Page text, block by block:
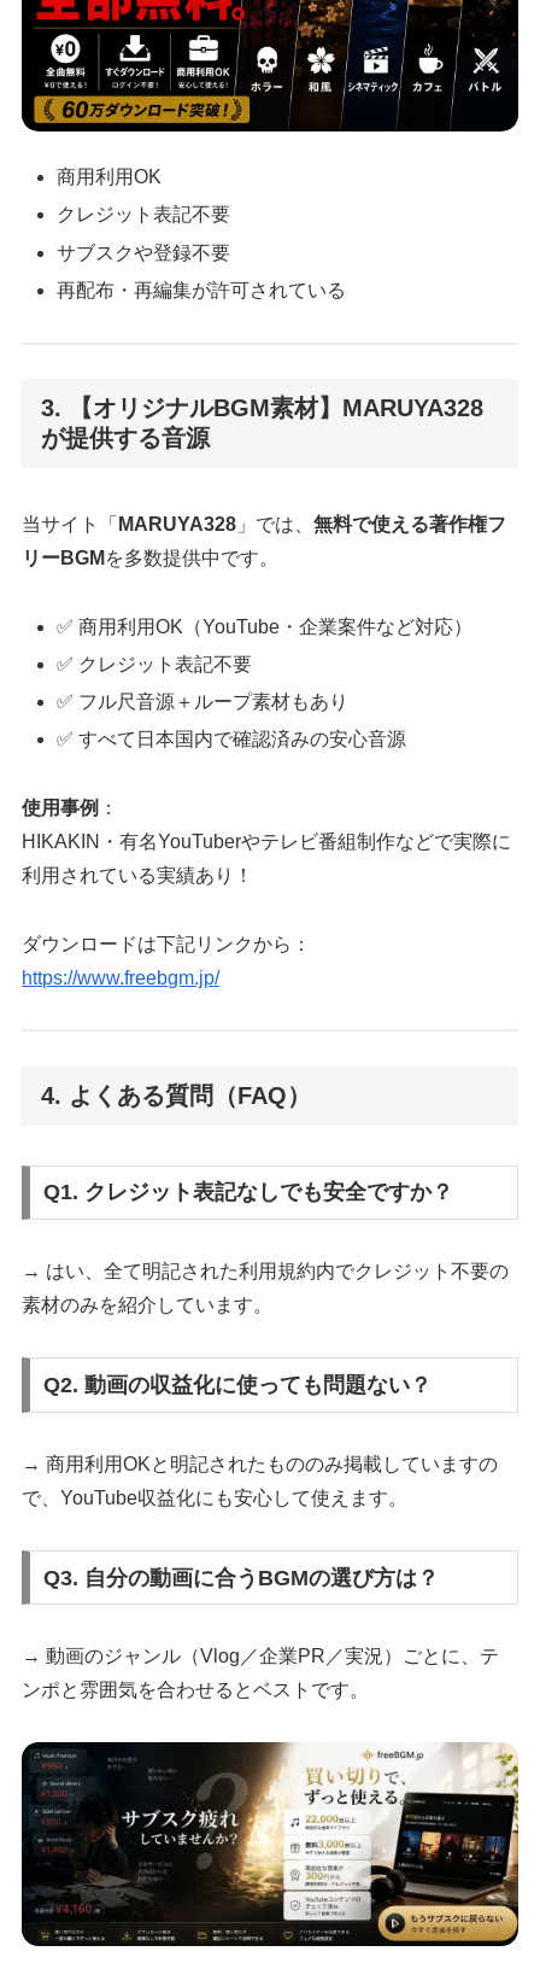
商用利用OK
クレジット表記不要
サブスクや登録不要
再配布・再編集が許可されている
3. 【オリジナルBGM素材】MARUYA328
が提供する音源
当サイト「 MARUYA328 」では、無料で使える著作権フ
リーBGM を多数提供中です。
✅ 商用利用OK（YouTube・企業案件など対応）
✅ クレジット表記不要
✅ フル尺音源＋ループ素材もあり
✅ すべて日本国内で確認済みの安心音源
使用事例 ：
HIKAKIN・有名YouTuberやテレビ番組制作などで実際に
利用されている実績あり！
ダウンロードは下記リンクから：
https://www.freebgm.jp/
4. よくある質問（FAQ）
Q1. クレジット表記なしでも安全ですか？
→ はい、全て明記された利用規約内でクレジット不要の
素材のみを紹介しています。
Q2. 動画の収益化に使っても問題ない？
→ 商用利用OKと明記されたもののみ掲載していますの
で、YouTube収益化にも安心して使えます。
Q3. 自分の動画に合うBGMの選び方は？
→ 動画のジャンル（Vlog／企業PR／実況）ごとに、テ
ンポと雰囲気を合わせるとベストです。